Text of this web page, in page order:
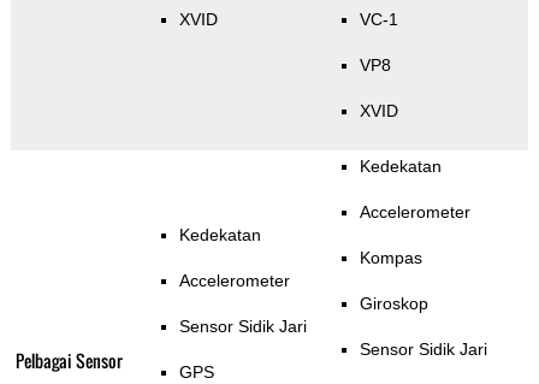
XVID VC-1
VP8
XVID
Pelbagai Sensor
Kedekatan
Accelerometer
Sensor Sidik Jari
GPS
Kedekatan
Accelerometer
Kompas
Giroskop
Sensor Sidik Jari